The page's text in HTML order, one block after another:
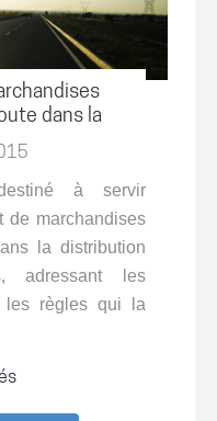
dans la
à servir
de marchandises
la distribution
adressant les
les règles qui la